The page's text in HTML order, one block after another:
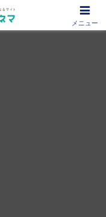
『MIHOシネマ』
メニュー